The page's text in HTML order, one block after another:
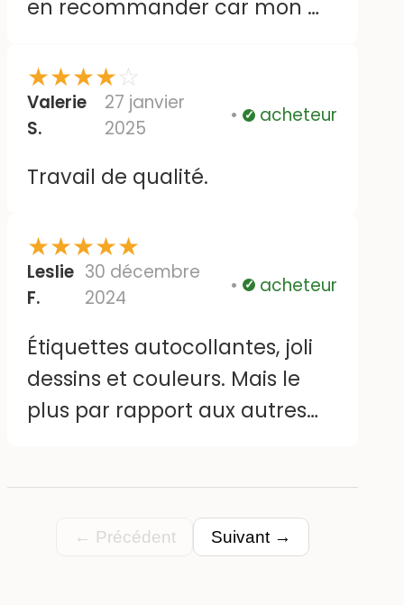
en recommander car mon m
retraite Bien cordialement
mme chemin
★★★★☆
Valerie
S.
27 janvier
2025
Vérifié
acheteur
Travail de qualité.
★★★★★
Leslie
F.
30 décembre
2024
Vérifié
acheteur
Étiquettes autocollantes, joli
dessins et couleurs. Mais le
plus par rapport aux autres
tous supports !
← Précédent Suivant →